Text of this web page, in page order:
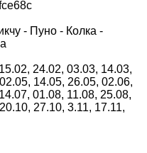
- Пуно - Колка -
24.02, 03.03, 14.03,
14.05, 26.05, 02.06,
01.08, 11.08, 25.08,
27.10, 3.11, 17.11,